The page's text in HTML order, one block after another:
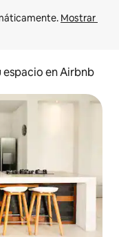
Mostrar
espacio en Airbnb